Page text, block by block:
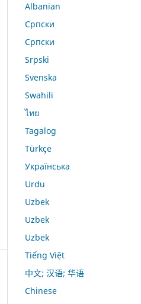
Albanian
Српски
Српски
Srpski
Svenska
Swahili
ไทย
Tagalog
Türkçe
Українська
Urdu
Uzbek
Uzbek
Uzbek
Tiếng Việt
中文; 汉语; 华语
Chinese